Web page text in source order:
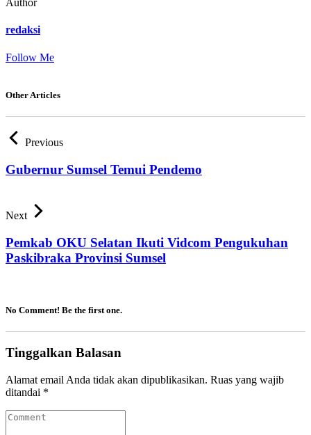
Author
redaksi
Follow Me
Other Articles
Previous
Gubernur Sumsel Temui Pendemo
Next
Pemkab OKU Selatan Ikuti Vidcom Pengukuhan
Paskibraka Provinsi Sumsel
No Comment! Be the first one.
Tinggalkan Balasan
Alamat email Anda tidak akan dipublikasikan. Ruas yang wajib
ditandai *